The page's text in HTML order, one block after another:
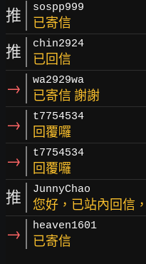
推 sospp999
已寄信
推 chin2924
已回信
→ wa2929wa
已寄信 謝謝
→ t7754534
回覆囉
→ t7754534
回覆囉
推 JunnyChao
您好，已站內回信
→ heaven1601
已寄信